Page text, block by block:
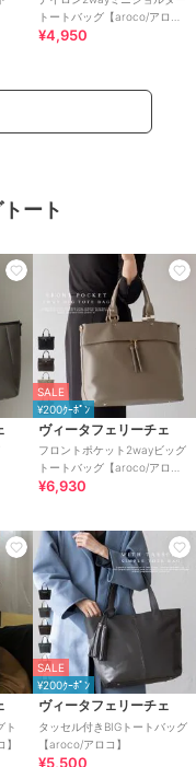
トートバッグ【aroco/アロ
コ】
¥4,950
ート
SALE
¥200ｸｰﾎﾟﾝ
ヴィータフェリーチェ
フロントポケット2wayビッグ
トートバッグ【aroco/アロ
コ】
¥6,930
ト
SALE
¥200ｸｰﾎﾟﾝ
ヴィータフェリーチェ
タッセル付きBIGトートバッグ
【aroco/アロコ】
¥5,500